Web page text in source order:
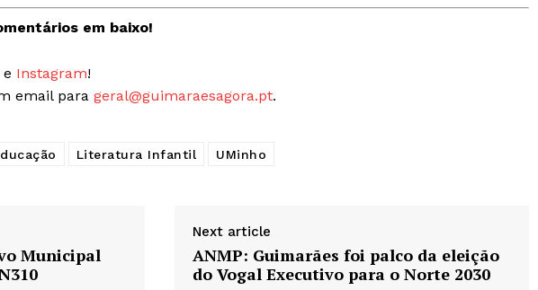
SUBSCREVA JÁ!
em baixo!
e Instagram!
email para geral@guimaraesagora.pt.
Literatura Infantil UMinho
Municipal
Next article
ANMP: Guimarães foi palco da eleição
do Vogal Executivo para o Norte 2030